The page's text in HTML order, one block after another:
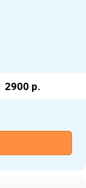
2900 р.